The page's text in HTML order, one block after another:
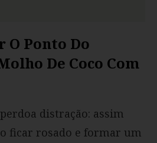
O Ponto Do
De Coco Com
distração: assim
ficar rosado e formar um